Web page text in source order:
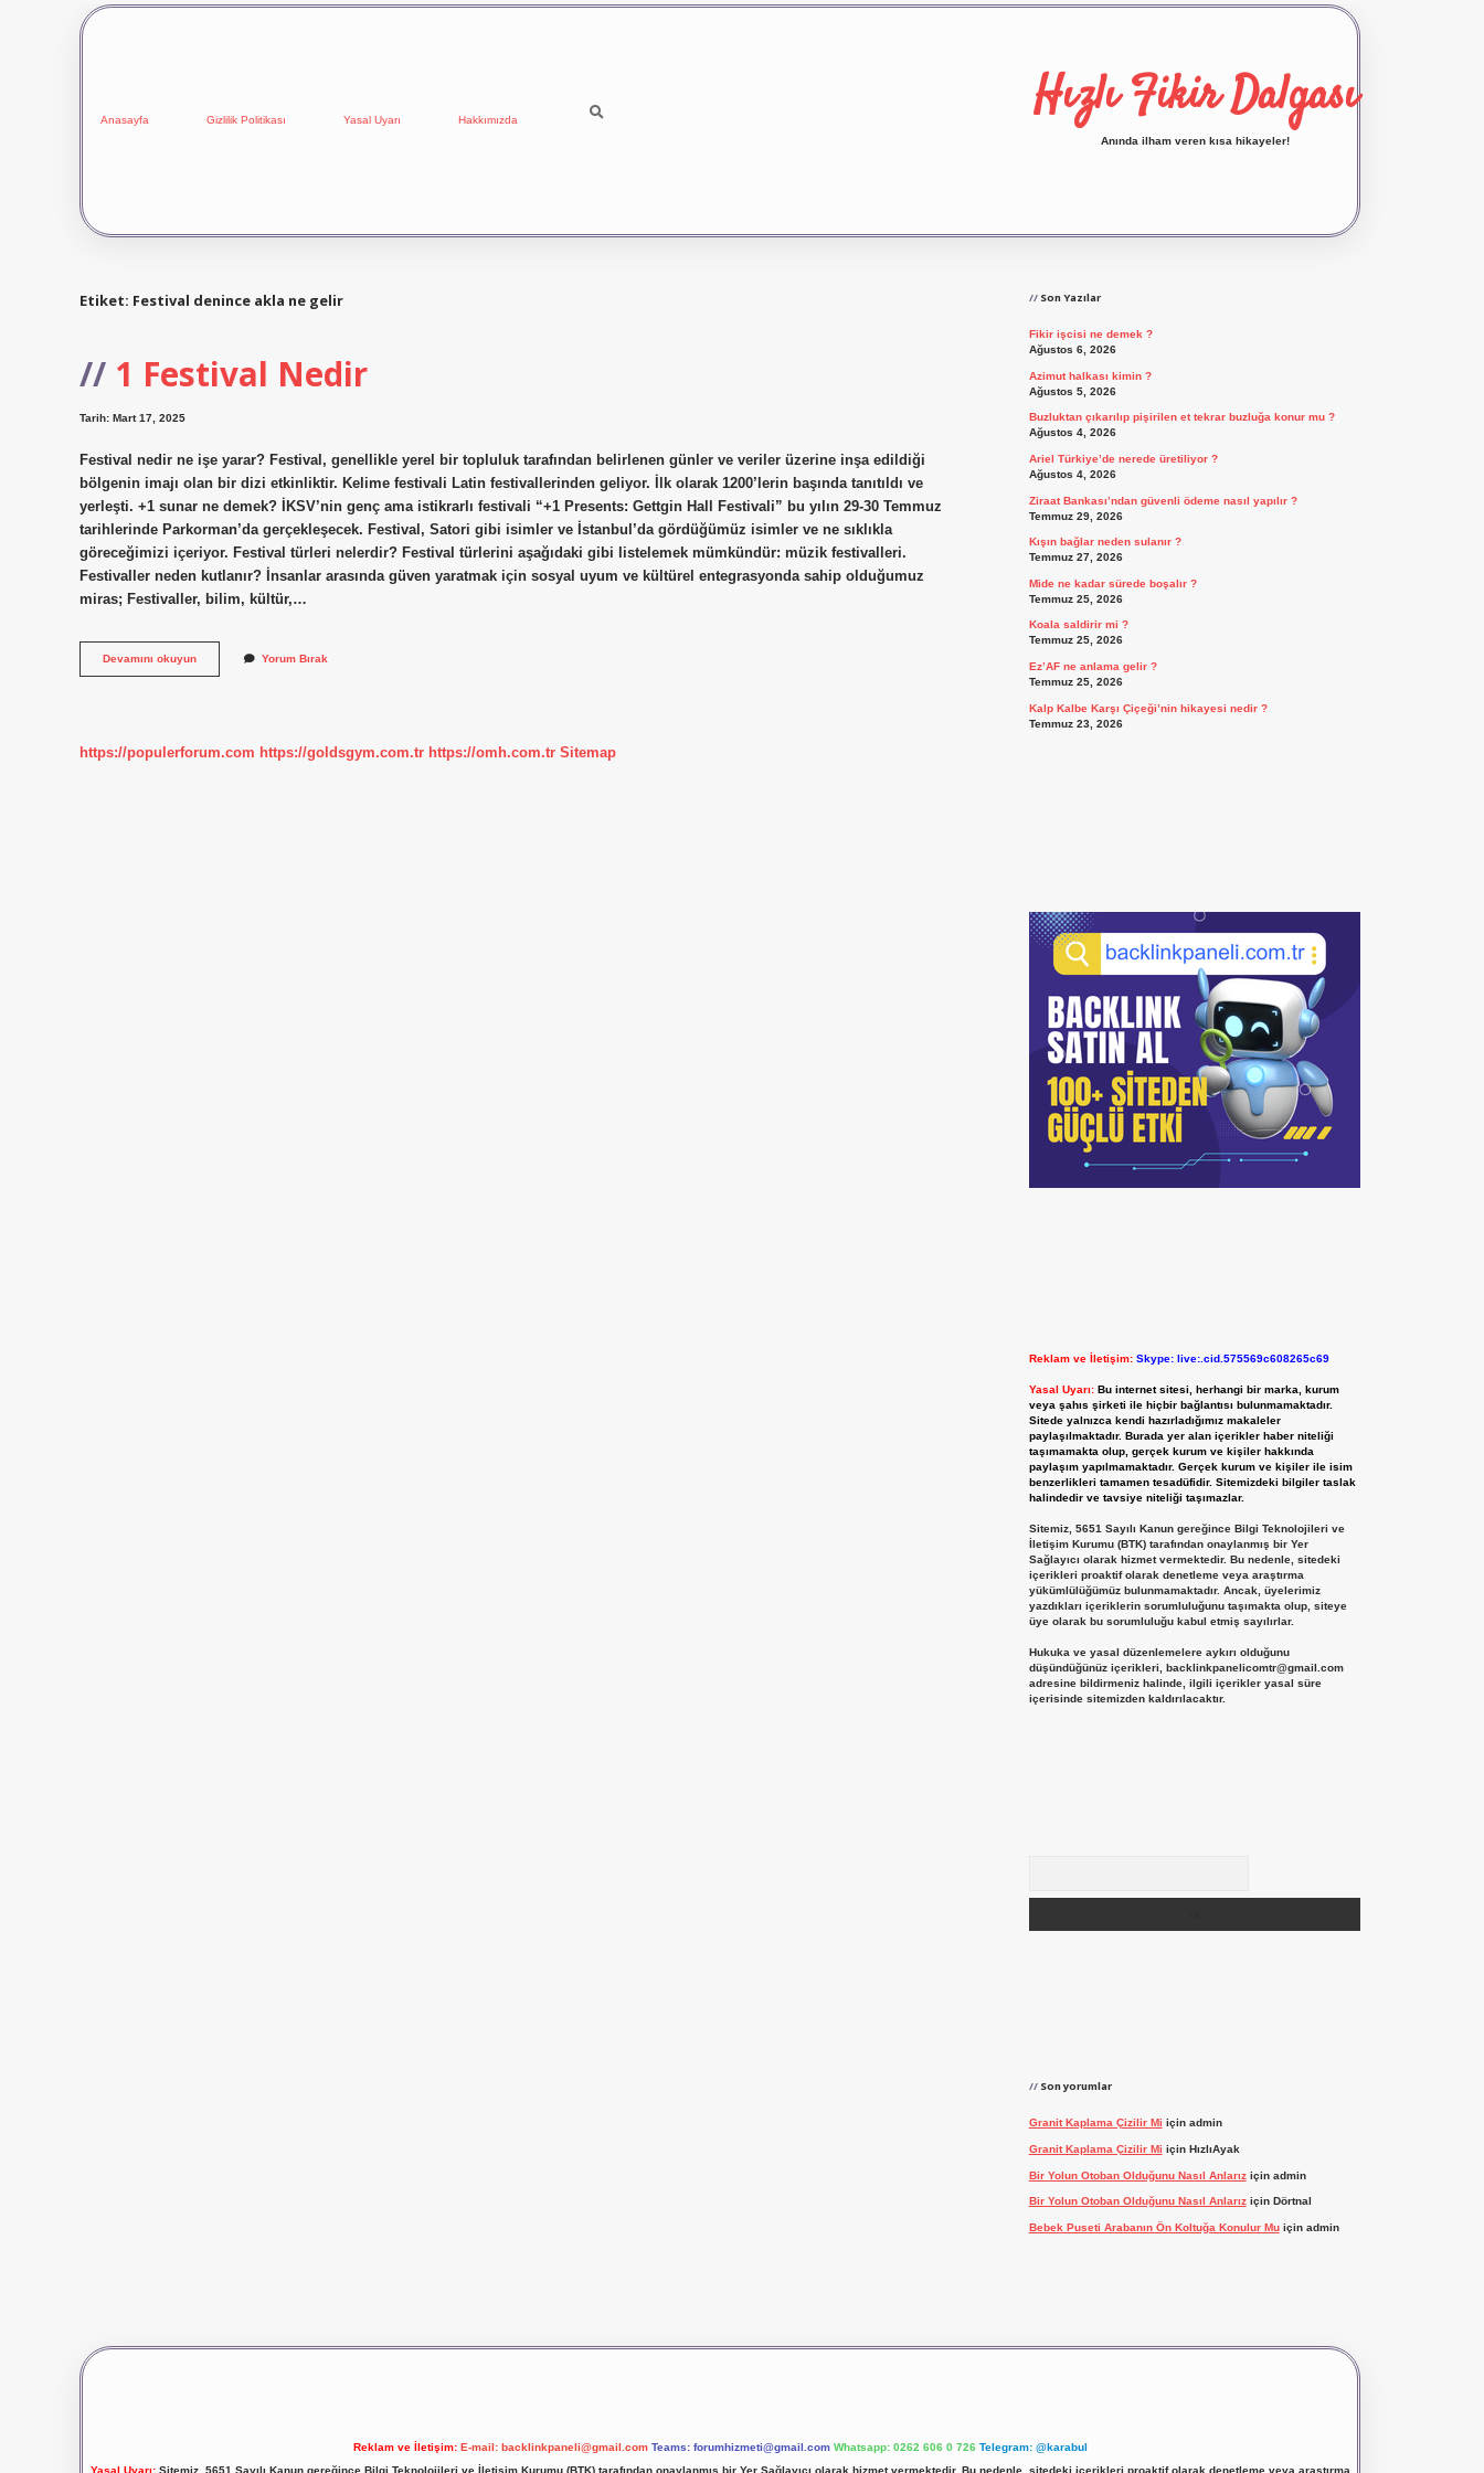
Anasayfa Gizlilik Politikası Yasal Uyarı Hakkımızda Hızlı Fikir Dalgası
Anında ilham veren kısa hikayeler!
Etiket: Festival denince akla ne gelir
1 Festival Nedir
Tarih: Mart 17, 2025
Festival nedir ne işe yarar? Festival, genellikle yerel bir topluluk tarafından belirlenen günler ve veriler üzerine inşa edildiği
bölgenin imajı olan bir dizi etkinliktir. Kelime festivali Latin festivallerinden geliyor. İlk olarak 1200’lerin başında tanıtıldı ve
yerleşti. +1 sunar ne demek? İKSV’nin genç ama istikrarlı festivali “+1 Presents: Gettgin Hall Festivali” bu yılın 29-30 Temmuz
tarihlerinde Parkorman’da gerçekleşecek. Festival, Satori gibi isimler ve İstanbul’da gördüğümüz isimler ve ne sıklıkla
göreceğimizi içeriyor. Festival türleri nelerdir? Festival türlerini aşağıdaki gibi listelemek mümkündür: müzik festivalleri.
Festivaller neden kutlanır? İnsanlar arasında güven yaratmak için sosyal uyum ve kültürel entegrasyonda sahip olduğumuz
miras; Festivaller, bilim, kültür,…
Devamını okuyun1
Festival
Yorum Bırak
https://populerforum.com https://goldsgym.com.tr https://omh.com.tr Sitemap
Son Yazılar
Fikir işcisi ne demek ?
Ağustos 6, 2026
Azimut halkası kimin ?
Ağustos 5, 2026
Buzluktan çıkarılıp pişirilen et tekrar buzluğa konur mu ?
Ağustos 4, 2026
Ariel Türkiye’de nerede üretiliyor ?
Ağustos 4, 2026
Ziraat Bankası’ndan güvenli ödeme nasıl yapılır ?
Temmuz 29, 2026
Kışın bağlar neden sulanır ?
Temmuz 27, 2026
Mide ne kadar sürede boşalır ?
Temmuz 25, 2026
Koala saldirir mi ?
Temmuz 25, 2026
Ez’AF ne anlama gelir ?
Temmuz 25, 2026
Kalp Kalbe Karşı Çiçeği’nin hikayesi nedir ?
Temmuz 23, 2026
Reklam ve İletişim: Skype: live:.cid.575569c608265c69
Yasal Uyarı: Bu internet sitesi, herhangi bir marka, kurum
veya şahıs şirketi ile hiçbir bağlantısı bulunmamaktadır.
Sitede yalnızca kendi hazırladığımız makaleler
paylaşılmaktadır. Burada yer alan içerikler haber niteliği
taşımamakta olup, gerçek kurum ve kişiler hakkında
paylaşım yapılmamaktadır. Gerçek kurum ve kişiler ile isim
benzerlikleri tamamen tesadüfidir. Sitemizdeki bilgiler taslak
halindedir ve tavsiye niteliği taşımazlar.
Sitemiz, 5651 Sayılı Kanun gereğince Bilgi Teknolojileri ve
İletişim Kurumu (BTK) tarafından onaylanmış bir Yer
Sağlayıcı olarak hizmet vermektedir. Bu nedenle, sitedeki
içerikleri proaktif olarak denetleme veya araştırma
yükümlülüğümüz bulunmamaktadır. Ancak, üyelerimiz
yazdıkları içeriklerin sorumluluğunu taşımakta olup, siteye
üye olarak bu sorumluluğu kabul etmiş sayılırlar.
Hukuka ve yasal düzenlemelere aykırı olduğunu
düşündüğünüz içerikleri, backlinkpanelicomtr@gmail.com
adresine bildirmeniz halinde, ilgili içerikler yasal süre
içerisinde sitemizden kaldırılacaktır.
Son yorumlar
Granit Kaplama Çizilir Mi için admin
Granit Kaplama Çizilir Mi için HızlıAyak
Bir Yolun Otoban Olduğunu Nasıl Anlarıziçin admin
Bir Yolun Otoban Olduğunu Nasıl Anlarıziçin Dörtnal
Bebek Puseti Arabanın Ön Koltuğa Konulur Muiçin admin
Reklam ve İletişim: E-mail: backlinkpaneli@gmail.com Teams: forumhizmeti@gmail.com Whatsapp: 0262 606 0 726 Telegram: @karabul
Yasal Uyarı:Sitemiz, 5651 Sayılı Kanun gereğince Bilgi Teknolojileri ve İletişim Kurumu (BTK) tarafından onaylanmış bir Yer Sağlayıcı olarak hizmet vermektedir. Bu nedenle, sitedeki içerikleri proaktif olarak denetleme veya araştırma